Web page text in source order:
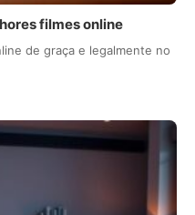
filmes online
de graça e legalmente no